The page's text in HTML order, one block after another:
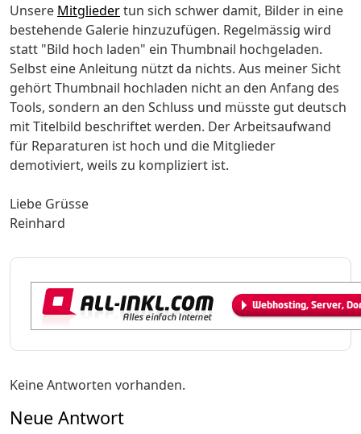
Unsere Mitgliedertun sich schwer damit, Bilder in eine
bestehende Galerie hinzuzufügen. Regelmässig wird
statt "Bild hoch laden" ein Thumbnail hochgeladen.
Selbst eine Anleitung nützt da nichts. Aus meiner Sicht
gehört Thumbnail hochladen nicht an den Anfang des
Tools, sondern an den Schluss und müsste gut deutsch
mit Titelbild beschriftet werden. Der Arbeitsaufwand
für Reparaturen ist hoch und die Mitglieder
demotiviert, weils zu kompliziert ist.
Liebe Grüsse
Reinhard
Keine Antworten vorhanden.
Neue Antwort